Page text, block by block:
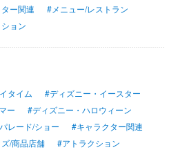
ー関連
#メニュー/レストラン
ョン
タイム
#ディズニー・イースター
ー
#ディズニー・ハロウィーン
レード/ショー
#キャラクター関連
/商品店舗 #アトラクション